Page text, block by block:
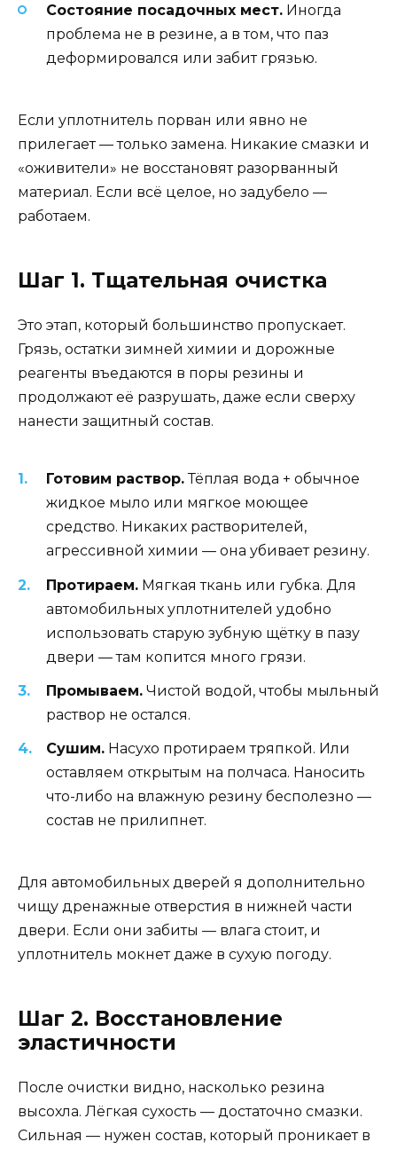
Состояние посадочных мест. Иногда
проблема не в резине, а в том, что паз
деформировался или забит грязью.
Если уплотнитель порван или явно не
прилегает — только замена. Никакие смазки и
«оживители» не восстановят разорванный
материал. Если всё целое, но задубело —
работаем.
Шаг 1. Тщательная очистка
Это этап, который большинство пропускает.
Грязь, остатки зимней химии и дорожные
реагенты въедаются в поры резины и
продолжают её разрушать, даже если сверху
нанести защитный состав.
Готовим раствор.Тёплая вода + обычное
жидкое мыло или мягкое моющее
средство. Никаких растворителей,
агрессивной химии — она убивает резину.
Протираем. Мягкая ткань или губка. Для
автомобильных уплотнителей удобно
использовать старую зубную щётку в пазу
двери — там копится много грязи.
Промываем. Чистой водой, чтобы мыльный
раствор не остался.
Сушим. Насухо протираем тряпкой. Или
оставляем открытым на полчаса. Наносить
что-либо на влажную резину бесполезно —
состав не прилипнет.
Для автомобильных дверей я дополнительно
чищу дренажные отверстия в нижней части
двери. Если они забиты — влага стоит, и
уплотнитель мокнет даже в сухую погоду.
Шаг 2. Восстановление
эластичности
После очистки видно, насколько резина
высохла. Лёгкая сухость — достаточно смазки.
Сильная — нужен состав, который проникает в